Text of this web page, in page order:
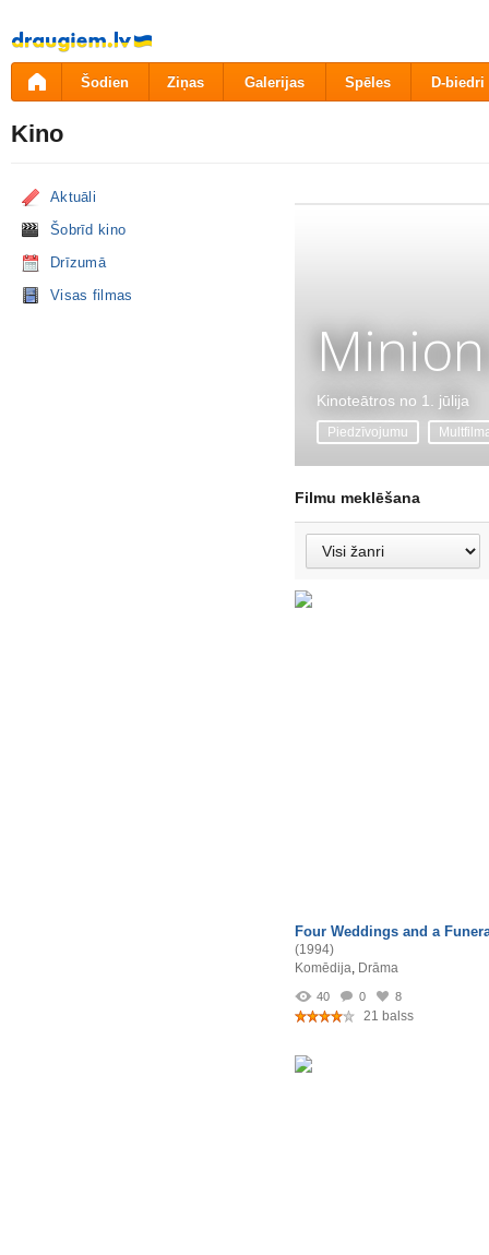
Pāriet
uz
saturu
Šodien Ziņas Galerijas Spēles D-biedri
Kino
Aktuāli
Šobrīd kino
Drīzumā
Visas filmas
Kinoteātros no 1. jūlija
Piedzīvojumu
Filmu meklēšana
Four Weddings and a
(1994)
Komēdija, Drāma
40 0 8
21 balss